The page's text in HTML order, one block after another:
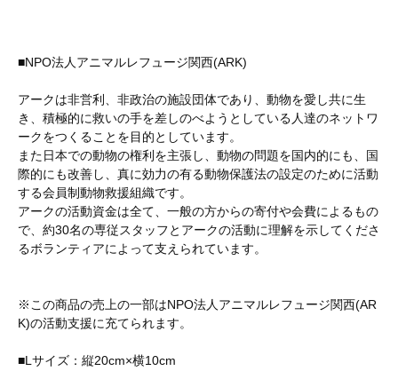
■NPO法人アニマルレフュージ関西(ARK)
アークは非営利、非政治の施設団体であり、動物を愛し共に生
き、積極的に救いの手を差しのべようとしている人達のネットワ
ークをつくることを目的としています。
また日本での動物の権利を主張し、動物の問題を国内的にも、国
際的にも改善し、真に効力の有る動物保護法の設定のために活動
する会員制動物救援組織です。
アークの活動資金は全て、一般の方からの寄付や会費によるもの
で、約30名の専従スタッフとアークの活動に理解を示してくださ
るボランティアによって支えられています。
※この商品の売上の一部はNPO法人アニマルレフュージ関西(AR
K)の活動支援に充てられます。
■Lサイズ：縦20cm×横10cm